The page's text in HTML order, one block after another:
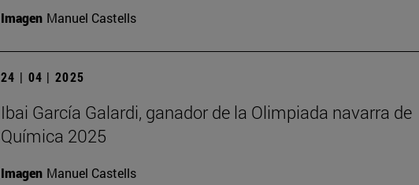
Imagen Manuel Castells
24 | 04 | 2025
Ibai García Galardi, ganador de la Olimpiada navarra de
Química 2025
Imagen Manuel Castells